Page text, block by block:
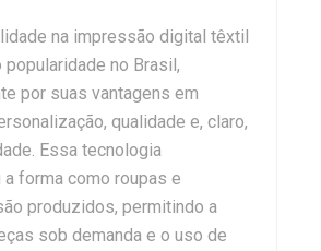
na impressão digital têxtil
popularidade no Brasil,
por suas vantagens em
qualidade e, claro,
Essa tecnologia
forma como roupas e
produzidos, permitindo a
sob demanda e o uso de